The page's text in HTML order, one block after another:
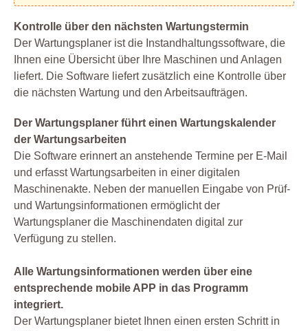
Kontrolle über den nächsten Wartungstermin
Der Wartungsplaner ist die Instandhaltungssoftware, die
Ihnen eine Übersicht über Ihre Maschinen und Anlagen
liefert. Die Software liefert zusätzlich eine Kontrolle über
die nächsten Wartung und den Arbeitsaufträgen.
Der Wartungsplaner führt einen Wartungskalender
der Wartungsarbeiten
Die Software erinnert an anstehende Termine per E-Mail
und erfasst Wartungsarbeiten in einer digitalen
Maschinenakte. Neben der manuellen Eingabe von Prüf-
und Wartungsinformationen ermöglicht der
Wartungsplaner die Maschinendaten digital zur
Verfügung zu stellen.
Alle Wartungsinformationen werden über eine
entsprechende mobile APP in das Programm
integriert.
Der Wartungsplaner bietet Ihnen einen ersten Schritt in